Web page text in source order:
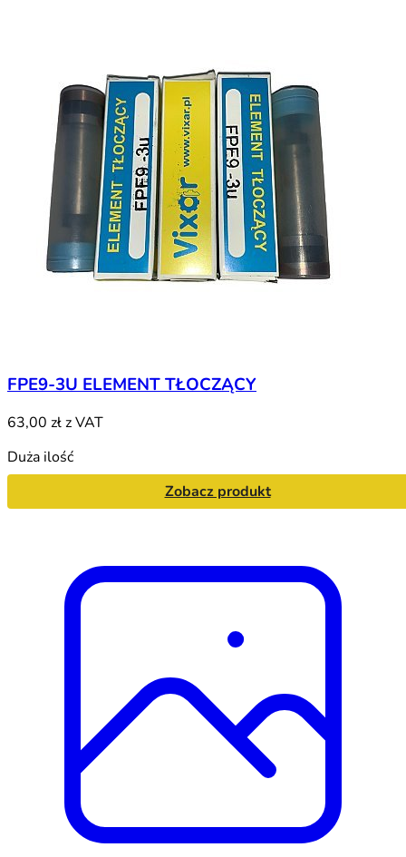
FPE9-3U ELEMENT TŁOCZĄCY
63,00 złz VAT
Duża ilość
Zobacz produkt